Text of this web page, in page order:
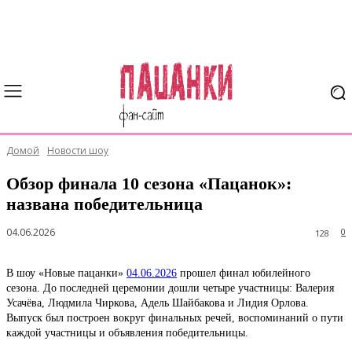
Домой Новости шоу
Обзор финала 10 сезона «Пацанок»:
названа победительница
04.06.2026 0
128
В шоу «Новые пацанки» 04.06.2026 прошел финал юбилейного
сезона. До последней церемонии дошли четыре участницы: Валерия
Усачёва, Людмила Чиркова, Адель Шайбакова и Лидия Орлова.
Выпуск был построен вокруг финальных речей, воспоминаний о пути
каждой участницы и объявления победительницы.